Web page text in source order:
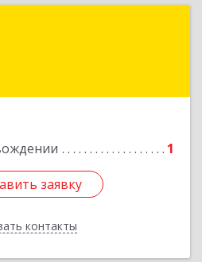
1
заявку
контакты
Жигулевск, ул.Пушкина,
заявку
Назад